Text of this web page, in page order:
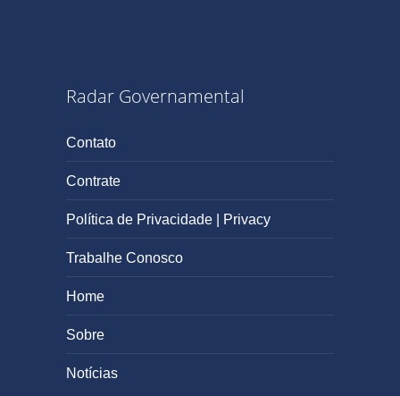
Radar Governamental
Contato
Contrate
Política de Privacidade | Privacy
Trabalhe Conosco
Home
Sobre
Notícias